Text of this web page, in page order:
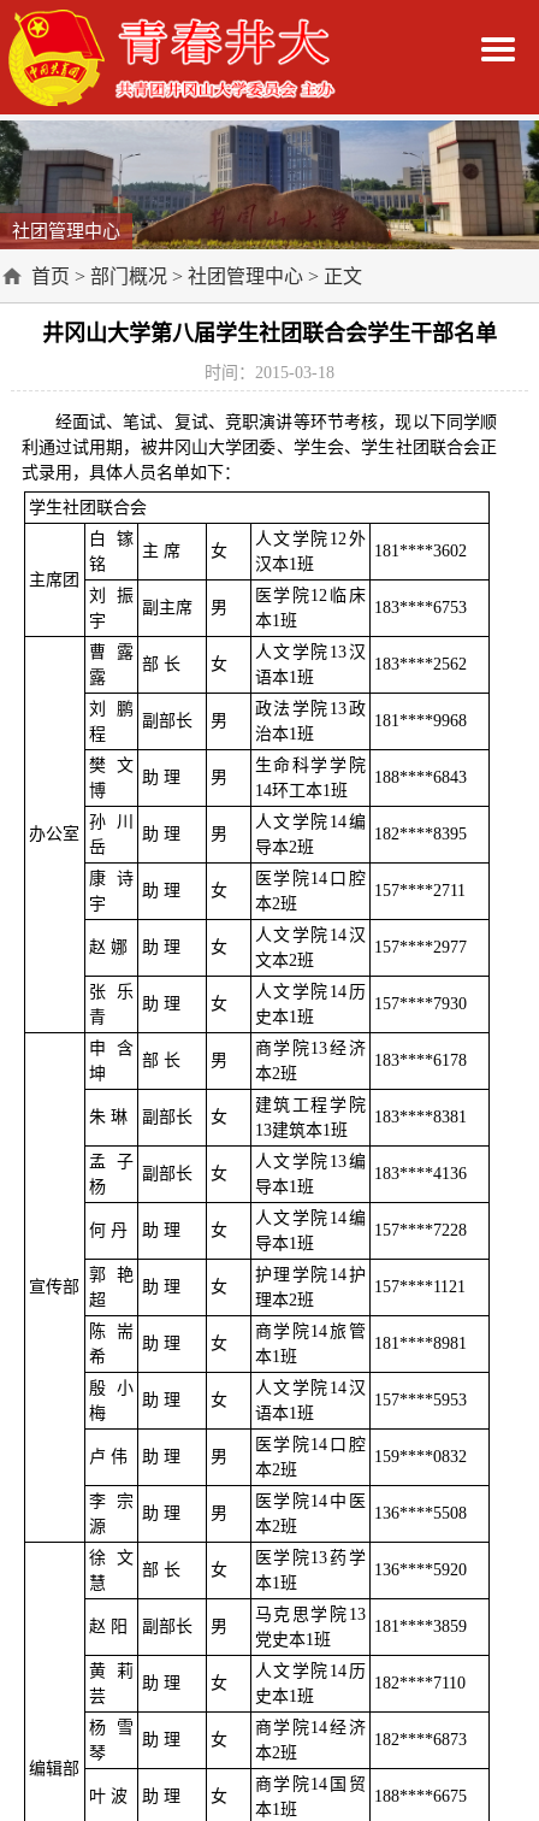
社团管理中心
首页 > 部门概况 > 社团管理中心 > 正文
井冈山大学第八届学生社团联合会学生干部名单
时间：2015-03-18
经面试、笔试、复试、竞职演讲等环节考核，现以下同学顺
利通过试用期，被井冈山大学团委、学生会、学生社团联合会正
式录用，具体人员名单如下：
学生社团联合会
主席团
白镓
铭
主 席 女
人文学院12外
汉本1班
181****3602
刘振
宇
副主席 男
医学院12临床
本1班
183****6753
办公室
曹露
露
部 长 女
人文学院13汉
语本1班
183****2562
刘鹏
程
副部长 男
政法学院13政
治本1班
181****9968
樊文
博
助 理 男
生命科学学院
14环工本1班
188****6843
孙川
岳
助 理 男
人文学院14编
导本2班
182****8395
康诗
宇
助 理 女
医学院14口腔
本2班
157****2711
赵 娜 助 理 女
人文学院14汉
文本2班
157****2977
张乐
青
助 理 女
人文学院14历
史本1班
157****7930
宣传部
申含
坤
部 长 男
商学院13经济
本2班
183****6178
朱 琳 副部长 女
建筑工程学院
13建筑本1班
183****8381
孟子
杨
副部长 女
人文学院13编
导本1班
183****4136
何 丹 助 理 女
人文学院14编
导本1班
157****7228
郭艳
超
助 理 女
护理学院14护
理本2班
157****1121
陈耑
希
助 理 女
商学院14旅管
本1班
181****8981
殷小
梅
助 理 女
人文学院14汉
语本1班
157****5953
卢 伟 助 理 男
医学院14口腔
本2班
159****0832
李宗
源
助 理 男
医学院14中医
本2班
136****5508
编辑部
徐文
慧
部 长 女
医学院13药学
本1班
136****5920
赵 阳 副部长 男
马克思学院13
党史本1班
181****3859
黄莉
芸
助 理 女
人文学院14历
史本1班
182****7110
杨雪
琴
助 理 女
商学院14经济
本2班
182****6873
叶 波 助 理 女
商学院14国贸
本1班
188****6675